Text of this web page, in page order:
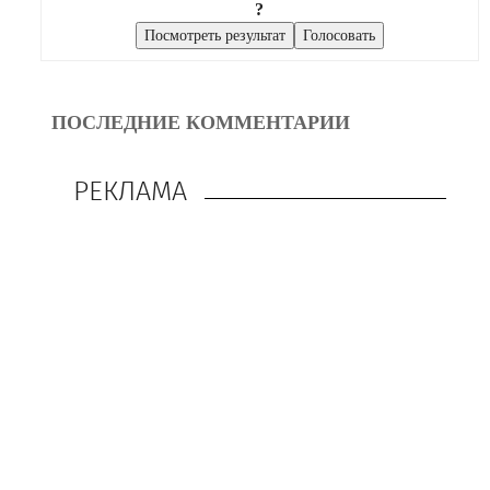
?
ПОСЛЕДНИЕ КОММЕНТАРИИ
РЕКЛАМА